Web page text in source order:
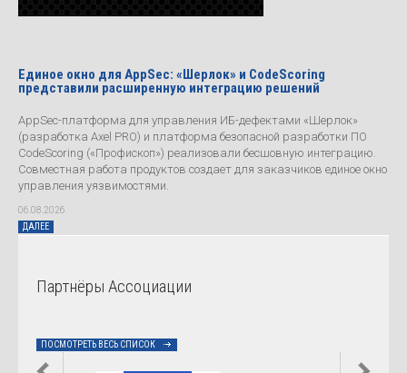
Единое окно для AppSec: «Шерлок» и CodeScoring
представили расширенную интеграцию решений
AppSec-платформа для управления ИБ-дефектами «Шерлок»
(разработка Axel PRO) и платформа безопасной разработки ПО
CodeScoring («Профископ») реализовали бесшовную интеграцию.
Совместная работа продуктов создает для заказчиков единое окно
управления уязвимостями.
06.08.2026
ДАЛЕЕ
Партнёры Ассоциации
ПОСМОТРЕТЬ ВЕСЬ СПИСОК